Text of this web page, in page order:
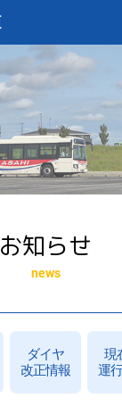
お知らせ
news
ダイヤ
改正情報
現
運